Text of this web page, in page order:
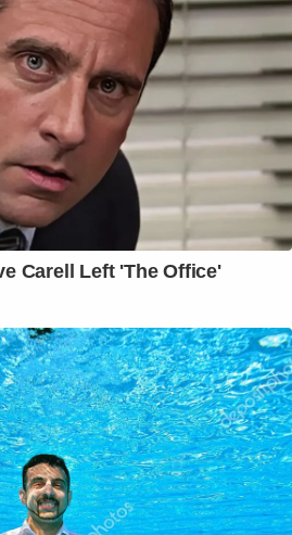
Carell Left 'The Office'